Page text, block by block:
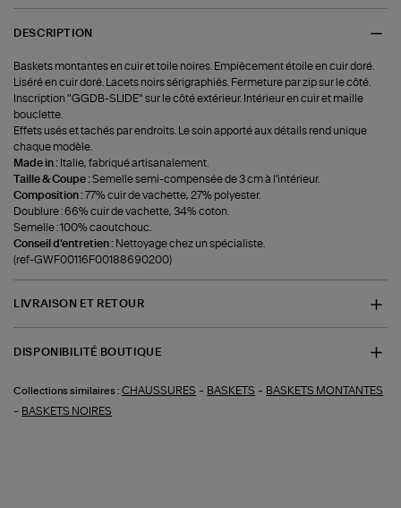
DESCRIPTION
Baskets montantes en cuir et toile noires. Empiècement étoile en cuir doré.
Liséré en cuir doré. Lacets noirs sérigraphiés. Fermeture par zip sur le côté.
Inscription "GGDB-SLIDE" sur le côté extérieur. Intérieur en cuir et maille
bouclette.
Effets usés et tachés par endroits. Le soin apporté aux détails rend unique
chaque modèle.
Made in : Italie, fabriqué artisanalement.
Taille & Coupe :Semelle semi-compensée de 3 cm à l'intérieur.
Composition :77% cuir de vachette, 27% polyester.
Doublure : 66% cuir de vachette, 34% coton.
Semelle : 100% caoutchouc.
Conseil d'entretien : Nettoyage chez un spécialiste.
(ref-GWF00116F00188690200)
LIVRAISON ET RETOUR
DISPONIBILITÉ BOUTIQUE
Collections similaires : CHAUSSURES - BASKETS - BASKETS MONTANTES
- BASKETS NOIRES